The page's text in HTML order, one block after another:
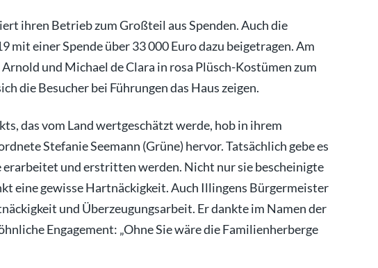
ihren Betrieb zum Großteil aus Spenden. Auch die
mit einer Spende über 33 000 Euro dazu beigetragen. Am
und Michael de Clara in rosa Plüsch-Kostümen zum
die Besucher bei Führungen das Haus zeigen.
das vom Land wertgeschätzt werde, hob in ihrem
Stefanie Seemann (Grüne) hervor. Tatsächlich gebe es
erarbeitet und erstritten werden. Nicht nur sie bescheinigte
eine gewisse Hartnäckigkeit. Auch Illingens Bürgermeister
und Überzeugungsarbeit. Er dankte im Namen der
Engagement: „Ohne Sie wäre die Familienherberge